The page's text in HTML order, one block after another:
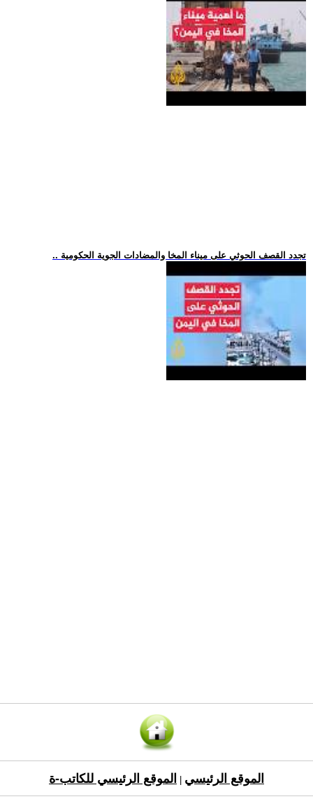
.. تجدد القصف الحوثي على ميناء المخا والمضادات الجوية الحكومية
الموقع الرئيسي الموقع الرئيسي للكاتب-ة